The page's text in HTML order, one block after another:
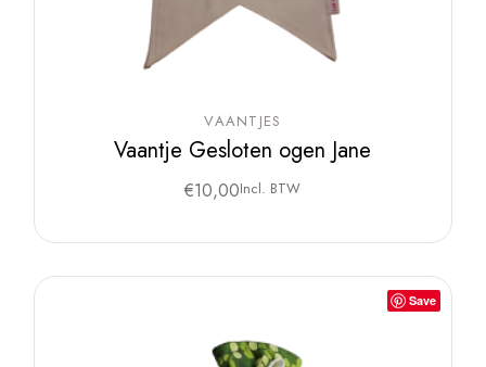
VAANTJES
Vaantje Gesloten ogen Jane
€10,00Incl. BTW
Save